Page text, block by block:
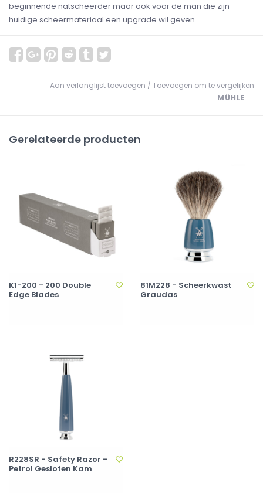
beginnende natscheerder maar ook voor de man die zijn
huidige scheermateriaal een upgrade wil geven.
Aan verlanglijst toevoegen / Toevoegen om te vergelijken
MÜHLE
Gerelateerde producten
K1-200 - 200 Double
Edge Blades
81M228 - Scheerkwast
Graudas
R228SR - Safety Razor -
Petrol Gesloten Kam